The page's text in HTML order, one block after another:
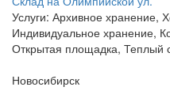
Услуги: Архивное хранение,
Индивидуальное хранение,
Открытая площадка, Теплый
Новосибирск